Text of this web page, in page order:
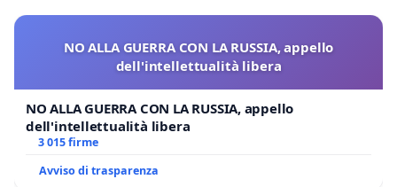
NO ALLA GUERRA CON LA RUSSIA, appello
dell'intellettualità libera
NO ALLA GUERRA CON LA RUSSIA, appello
dell'intellettualità libera
3 015 firme
Avviso di trasparenza